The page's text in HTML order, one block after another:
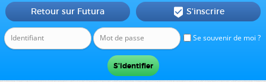
Se souvenir de moi ?
Retour sur Futura  S'inscrire